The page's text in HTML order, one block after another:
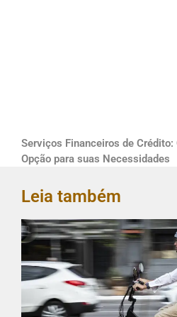
Serviços Financeiros de
Opção para suas Necessidades
Leia também